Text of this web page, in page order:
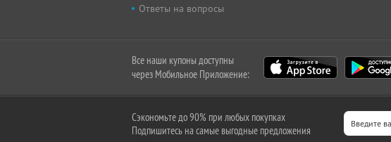
Ответы на вопросы
Все наши купоны доступны
через Мобильное Приложение:
Сэкономьте до 90% при любых покупках
Подпишитесь на самые выгодные предложения